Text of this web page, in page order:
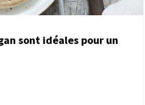
sont idéales pour un